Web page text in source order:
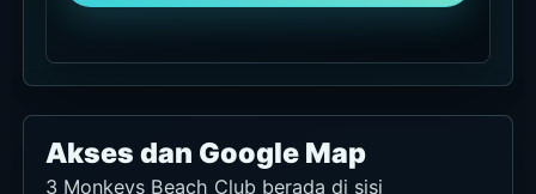
Akses dan Google Map
3 Monkeys Beach Club berada di sisi